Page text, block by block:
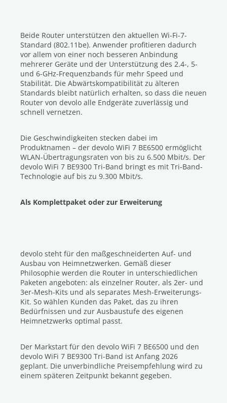
Beide Router unterstützen den aktuellen Wi-Fi-7-
Standard (802.11be). Anwender profitieren dadurch
vor allem von einer noch besseren Anbindung
mehrerer Geräte und der Unterstützung des 2.4-, 5-
und 6-GHz-Frequenzbands für mehr Speed und
Stabilität. Die Abwärtskompatibilität zu älteren
Standards bleibt natürlich erhalten, so dass die neuen
Router von devolo alle Endgeräte zuverlässig und
schnell vernetzen.
Die Geschwindigkeiten stecken dabei im
Produktnamen – der devolo WiFi 7 BE6500 ermöglicht
WLAN-Übertragungsraten von bis zu 6.500 Mbit/s. Der
devolo WiFi 7 BE9300 Tri-Band bringt es mit Tri-Band-
Technologie auf bis zu 9.300 Mbit/s.
Als Komplettpaket oder zur Erweiterung
devolo steht für den maßgeschneiderten Auf- und
Ausbau von Heimnetzwerken. Gemäß dieser
Philosophie werden die Router in unterschiedlichen
Paketen angeboten: als einzelner Router, als 2er- und
3er-Mesh-Kits und als separates Mesh-Erweiterungs-
Kit. So wählen Kunden das Paket, das zu ihren
Bedürfnissen und zur Ausbaustufe des eigenen
Heimnetzwerks optimal passt.
Der Markstart für den devolo WiFi 7 BE6500 und den
devolo WiFi 7 BE9300 Tri-Band ist Anfang 2026
geplant. Die unverbindliche Preisempfehlung wird zu
einem späteren Zeitpunkt bekannt gegeben.